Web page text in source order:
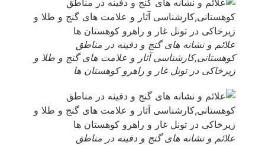
علائم و نشانه های گنج و دفینه در مناطق
کوهستانی,کارشناسی آثار و علامت های گنج و طلا و
زیرخاکی در تونل غار و راهرو کوهستان ها
علائم و نشانه های گنج و دفینه در مناطق